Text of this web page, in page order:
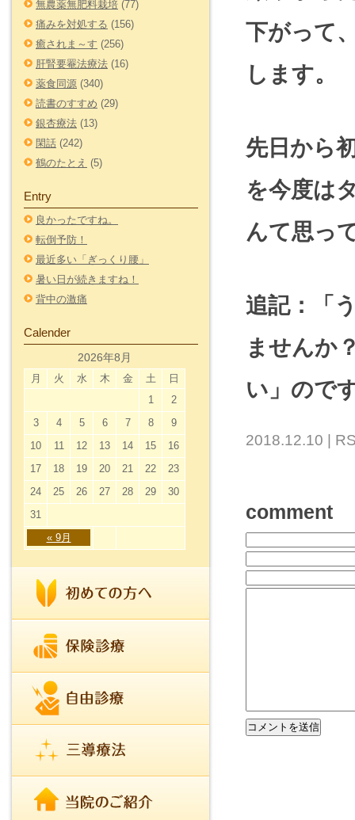
無農薬無肥料栽培 (77)
痛みを対処する (156)
癒されま～す (256)
肝腎要罨法療法 (16)
薬食同源 (340)
読書のすすめ (29)
銀杏療法 (13)
閑話 (242)
鶴のたとえ (5)
Entry
良かったですね。
転倒予防！
最近多い「ぎっくり腰」
暑い日が続きますね！
背中の激痛
Calender
2026年8月
月 火 水 木 金 土 日
« 9月
1
2
3
4 5 6 7 8
9
10
11 12 13 14 15
16
17
18 19 20 21 22
23
24
25 26 27 28 29
30
31
下がって
します。
先日から
を今度は
んて思っ
追記：「
ませんか
い」ので
2018.12.10 |
comment